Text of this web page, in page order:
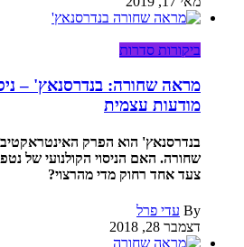
ביקורות סדרות
מראה שחורה: בנדרסנאץ' –
מודעות עצמית
בנדרסנאץ' הוא הפרק
שחורה. האם הניסוי הקולנועי של
צעד אחד רחוק מדי מהרצוי?
By עדי פרל
דצמבר 28, 2018